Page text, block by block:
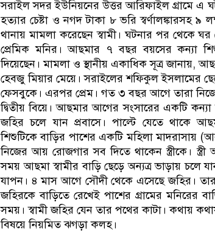
সরাইল সদর ইউনিয়নের উত্তর আরিফাইল গ্রামে এ
হত্যার চেষ্টা ও নগদ টাকা ৮ ভরি স্বর্ণালঙ্কারসহ
থানায় মামলা করেছেন স্বামী। ঘটনার পর থেকে
প্রেমিক মনির। আছমার ৭ বছর বয়সের কন্যা
দিয়েছেন। মামলা ও স্থানীয় একাধিক সূত্র
হেবজু মিয়ার মেয়ে। সরাইলের শফিকুল ইসলামের
ফেসবুকে। এরপর প্রেম। গত ৩ বছর আগে তারা
দ্বিতীয় বিয়ে। আছমার আগের সংসারের একটি
জহির চলে যান প্রবাসে। পাল্টে যেতে থাকে
শিশুটিকে বাড়ির পাশের একটি মহিলা মাদরাসায়
নিজের আয় রোজগার সব দিতে থাকেন স্ত্রীকে।
সময় আছমা স্বামীর বাড়ি ছেড়ে অন্যত্র ভাড়ায় চলে
যাপন। ৪ মাস আগে সৌদী থেকে এসেছে জহির।
জহিরকে বাড়িতে রেখেই পাশের গ্রামের মনিরের
সময়। স্বামী জহির যেন তার পথের কাটা। কথায়
বিষয়ে নিয়মিত ঝগড়া কলহ।